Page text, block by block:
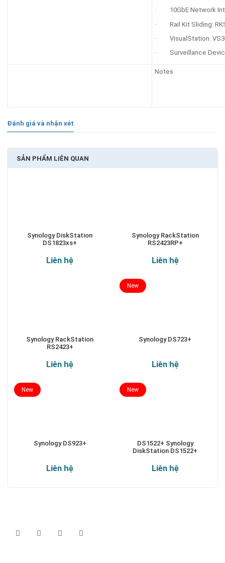
· 10GbE Network
· Rail Kit Sliding:
· VisualStation:
· Surveillance
Notes
Đánh giá và nhận xét
SẢN PHẨM LIÊN QUAN
Synology DiskStation
DS1823xs+
Liên hệ
Synology RackStation
RS2423RP+
Liên hệ
Synology RackStation
RS2423+
Liên hệ
Synology DS723+
Liên hệ
New
Synology DS923+
Liên hệ
New
DS1522+ Synology
DiskStation DS1522+
Liên hệ
New